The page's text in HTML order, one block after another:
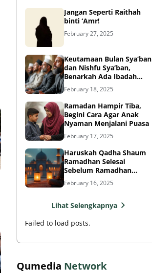
Jangan Seperti Raithah
binti ‘Amr!
February 27, 2025
Keutamaan Bulan Sya’ban
dan Nishfu Sya’ban,
Benarkah Ada Ibadah
Khusus?
February 18, 2025
Ramadan Hampir Tiba,
Begini Cara Agar Anak
Nyaman Menjalani Puasa
February 17, 2025
Haruskah Qadha Shaum
Ramadhan Selesai
Sebelum Ramadhan
Berikutnya?
February 16, 2025
Lihat Selengkapnya
Failed to load posts.
Qumedia Network